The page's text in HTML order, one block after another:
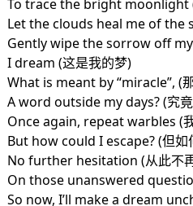
To trace the bright moonlight
Let the clouds heal me of the
Gently wipe the sorrow off
I dream (这是我的梦)
What is meant by “miracle”, (
A word outside my days? (究
Once again, repeat warbles (
But how could I escape? (但如
No further hesitation (从此不
On those unanswered
So now, I’ll make a dream